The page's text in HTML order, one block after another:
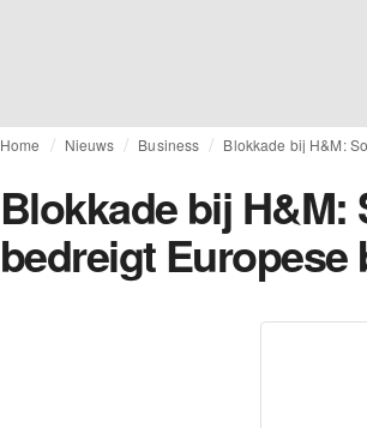
Home Nieuws Business Blokkade bij H&M:
Blokkade bij
bedreigt Europese